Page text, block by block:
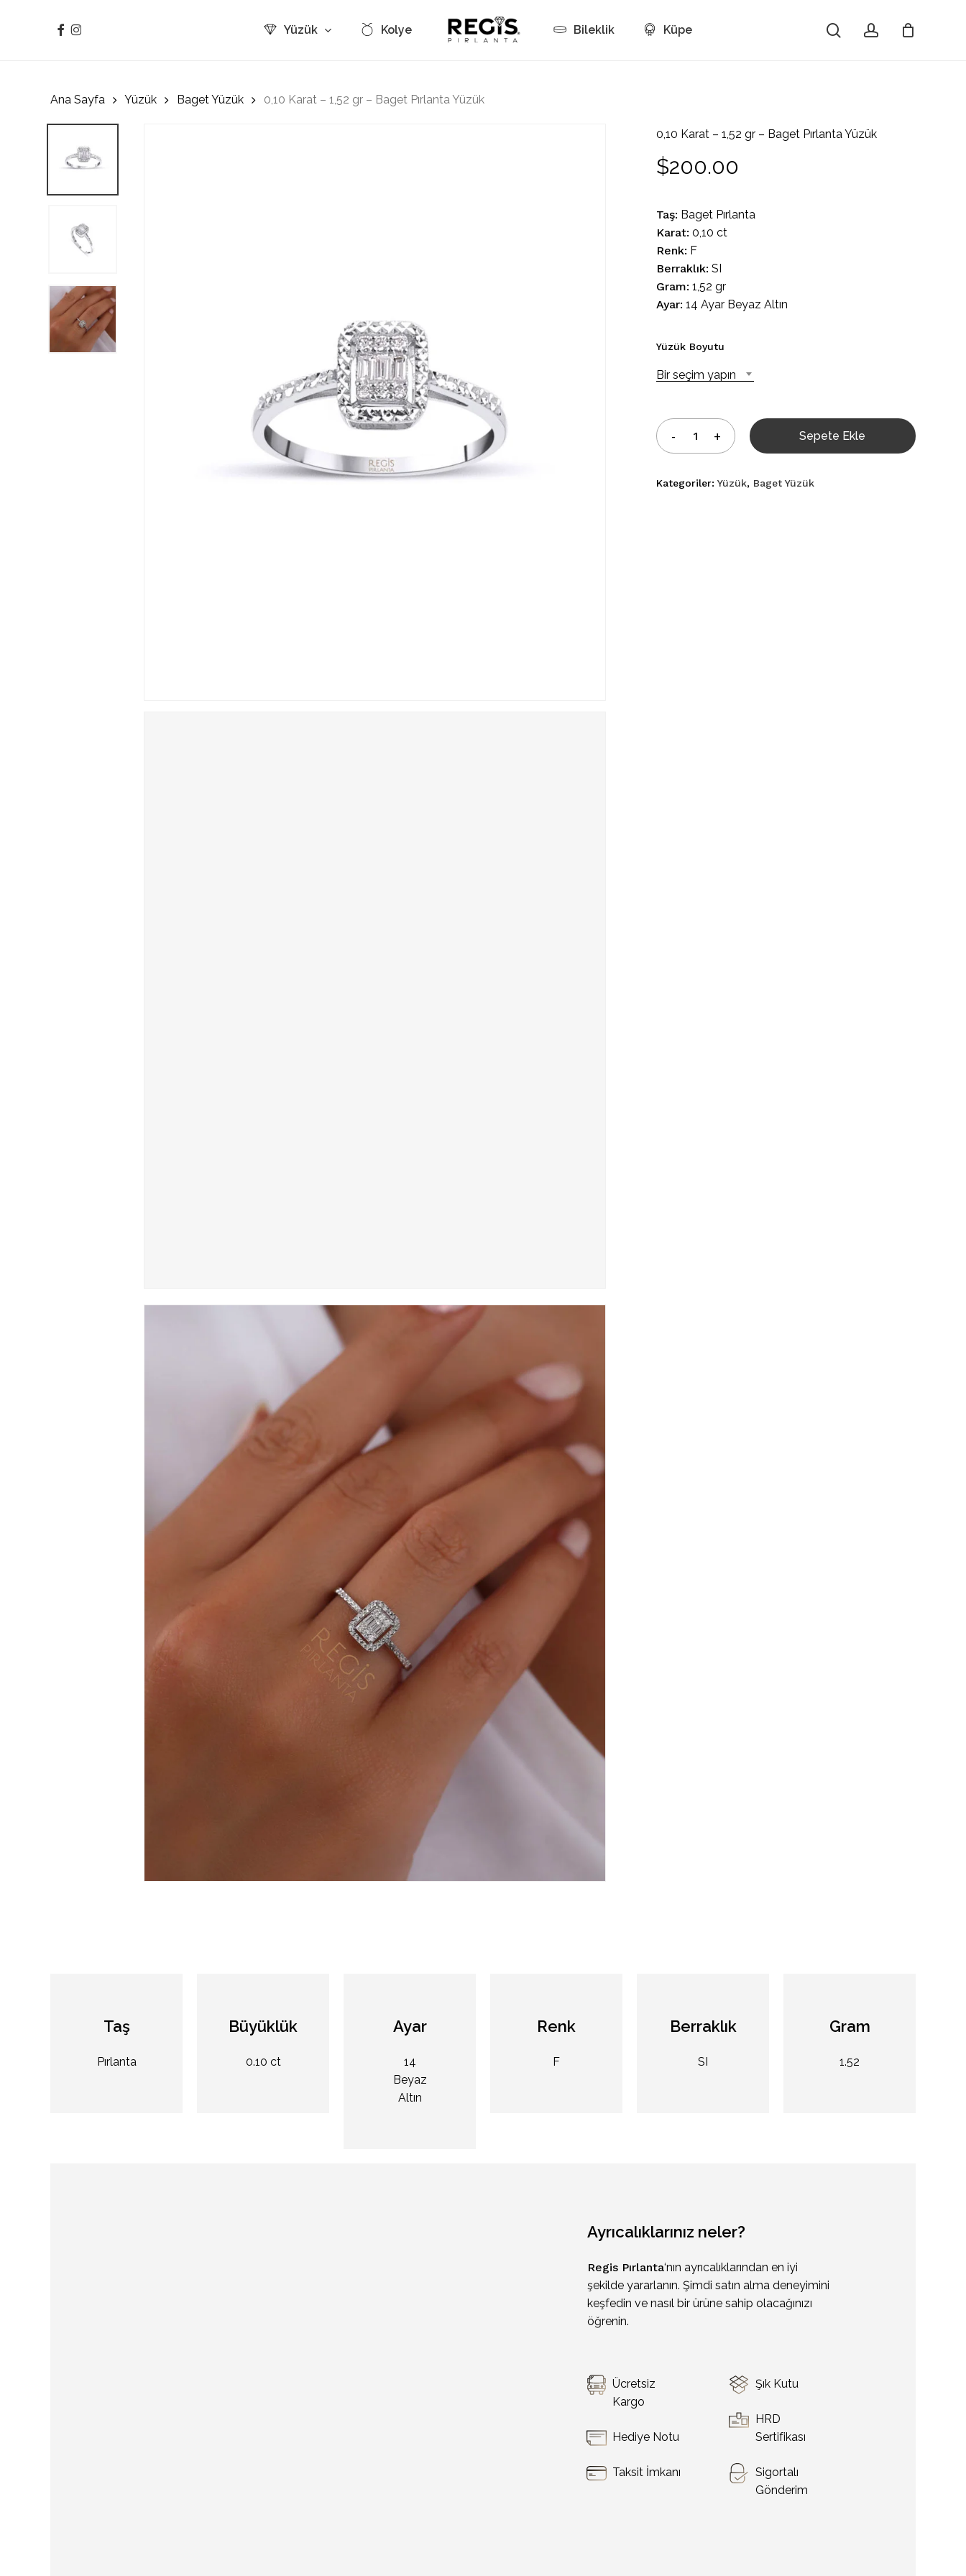
Yüzük Kolye Bileklik Küpe
facebook
instagram searchaccount
Cart
Ana Sayfa Yüzük Baget Yüzük 0,10 Karat – 1,52 gr – Baget Pırlanta Yüzük
0,10 Karat – 1,52 gr – Baget Pırlanta Yüzük
$200.00
Taş: Baget Pırlanta
Karat: 0,10 ct
Renk: F
Berraklık: SI
Gram: 1,52 gr
Ayar: 14 Ayar Beyaz Altın
Yüzük Boyutu
Bir seçim yapın
Sepete Ekle
Kategoriler: Yüzük, Baget Yüzük
Taş
Pırlanta
Büyüklük
0.10 ct
Ayar
14
Beyaz
Altın
Renk
F
Berraklık
SI
Gram
1.52
Ayrıcalıklarınız neler?
Regis Pırlanta‘nın ayrıcalıklarından en iyi
şekilde yararlanın. Şimdi satın alma deneyimini
keşfedin ve nasıl bir ürüne sahip olacağınızı
öğrenin.
Ücretsiz
Kargo
Hediye Notu
Taksit İmkanı
Şık Kutu
HRD
Sertifikası
Sigortalı
Gönderim